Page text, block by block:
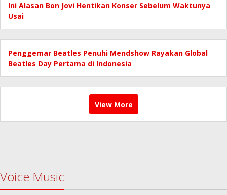
Ini Alasan Bon Jovi Hentikan Konser Sebelum Waktunya
Usai
Penggemar Beatles Penuhi Mendshow Rayakan Global
Beatles Day Pertama di Indonesia
View More
Voice Music